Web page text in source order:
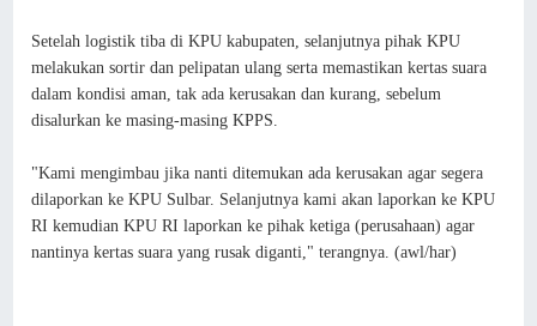
Setelah logistik tiba di KPU kabupaten, selanjutnya pihak KPU
melakukan sortir dan pelipatan ulang serta memastikan kertas suara
dalam kondisi aman, tak ada kerusakan dan kurang, sebelum
disalurkan ke masing-masing KPPS.
"Kami mengimbau jika nanti ditemukan ada kerusakan agar segera
dilaporkan ke KPU Sulbar. Selanjutnya kami akan laporkan ke KPU
RI kemudian KPU RI laporkan ke pihak ketiga (perusahaan) agar
nantinya kertas suara yang rusak diganti," terangnya. (awl/har)